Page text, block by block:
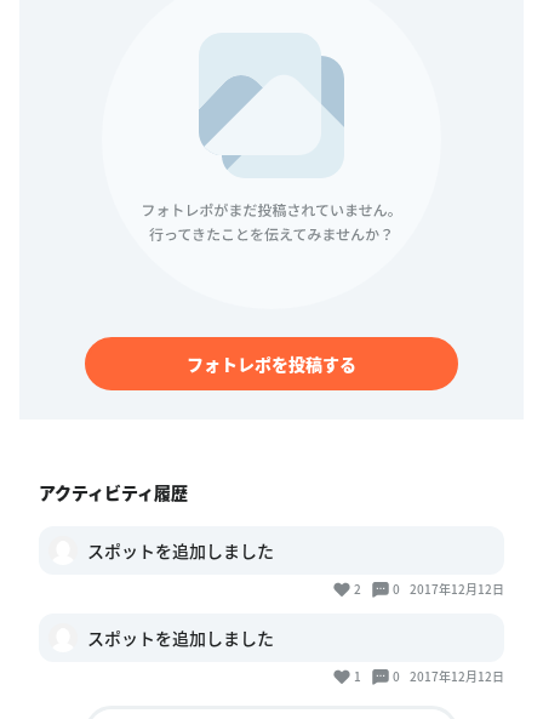
フォトレポを投稿する
アクティビティ履歴
スポットを追加しました
2 0 2017年12月12日
スポットを追加しました
1 0 2017年12月12日